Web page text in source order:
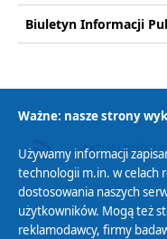
Biuletyn Informacji
AKTUALNOŚCI
Ważne: nasze strony
Używamy informacji
technologii m.in. w celach
dostosowania naszych
użytkowników. Mogą też
reklamodawcy, firmy